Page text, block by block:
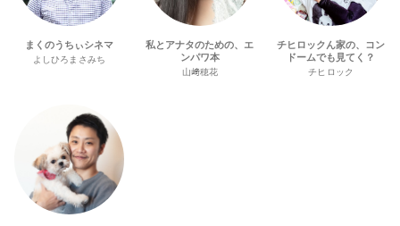
まくのうちぃシネマ
よしひろまさみち
私とアナタのための、エ
ンパワ本
山﨑穂花
チヒロックん家の、コン
ドームでも見てく？
チヒロック